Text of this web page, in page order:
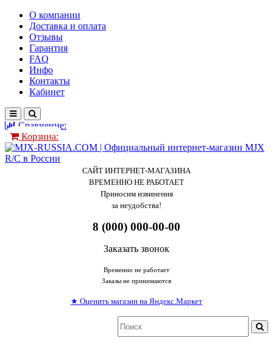
О компании
Доставка и оплата
Отзывы
Гарантия
FAQ
Инфо
Контакты
Кабинет
Сравнение:
Корзина:
САЙТ ИНТЕРНЕТ-МАГАЗИНА
ВРЕМЕННО НЕ РАБОТАЕТ
Приносим извинения
за неудобства!
8 (000) 000-00-00
Заказать звонок
Временно не работает
Заказы не принимаются
★ Оценить магазин на Яндекс.Маркет